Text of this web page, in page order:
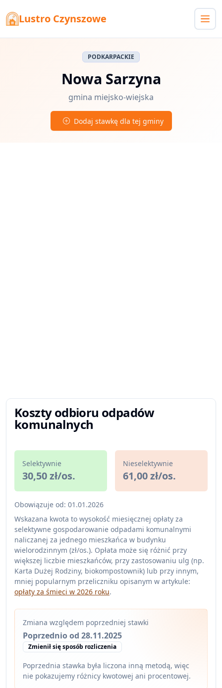
Lustro Czynszowe
PODKARPACKIE
Nowa Sarzyna
gmina miejsko-wiejska
Dodaj stawkę dla tej gminy
Koszty odbioru odpadów
komunalnych
Selektywnie
30,50 zł/os.
Nieselektywnie
61,00 zł/os.
Obowiązuje od: 01.01.2026
Wskazana kwota to wysokość miesięcznej opłaty za
selektywne gospodarowanie odpadami komunalnymi
naliczanej za jednego mieszkańca w budynku
wielorodzinnym (zł/os.). Opłata może się różnić przy
większej liczbie mieszkańców, przy zastosowaniu ulg (np.
Karta Dużej Rodziny, biokompostownik) lub przy innym,
mniej popularnym przeliczniku opisanym w artykule:
opłaty za śmieci w 2026 roku.
Zmiana względem poprzedniej stawki
Poprzednio od 28.11.2025
Zmienił się sposób rozliczenia
Poprzednia stawka była liczona inną metodą, więc
nie pokazujemy różnicy kwotowej ani procentowej.